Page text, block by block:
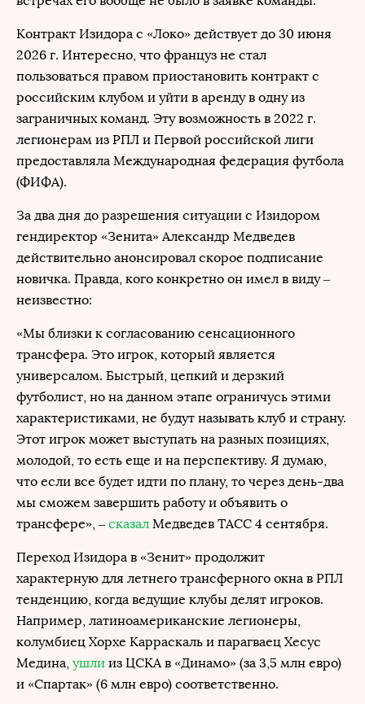
Контракт Изидора с «Локо» действует до 30 июня
2026 г. Интересно, что француз не стал
пользоваться правом приостановить контракт с
российским клубом и уйти в аренду в одну из
заграничных команд. Эту возможность в 2022 г.
легионерам из РПЛ и Первой российской лиги
предоставляла Международная федерация футбола
(ФИФА).
За два дня до разрешения ситуации с Изидором
гендиректор «Зенита» Александр Медведев
действительно анонсировал скорое подписание
новичка. Правда, кого конкретно он имел в виду –
неизвестно:
«Мы близки к согласованию сенсационного
трансфера. Это игрок, который является
универсалом. Быстрый, цепкий и дерзкий
футболист, но на данном этапе ограничусь этими
характеристиками, не будут называть клуб и страну.
Этот игрок может выступать на разных позициях,
молодой, то есть еще и на перспективу. Я думаю,
что если все будет идти по плану, то через день-два
мы сможем завершить работу и объявить о
трансфере», – сказал Медведев ТАСС 4 сентября.
Переход Изидора в «Зенит» продолжит
характерную для летнего трансферного окна в РПЛ
тенденцию, когда ведущие клубы делят игроков.
Например, латиноамериканские легионеры,
колумбиец Хорхе Карраскаль и парагваец Хесус
Медина, ушли из ЦСКА в «Динамо» (за 3,5 млн евро)
и «Спартак» (6 млн евро) соответственно.